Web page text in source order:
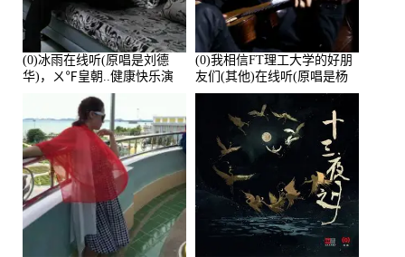
(0)冰雨在线听(原唱是刘德
华)，ㄨ℉皇朝..健康快乐演
唱点播:26643次
(0)我相信FT理工大学的好朋
友们(其他)在线听(原唱是杨
培安)，老乔演唱点播:23714